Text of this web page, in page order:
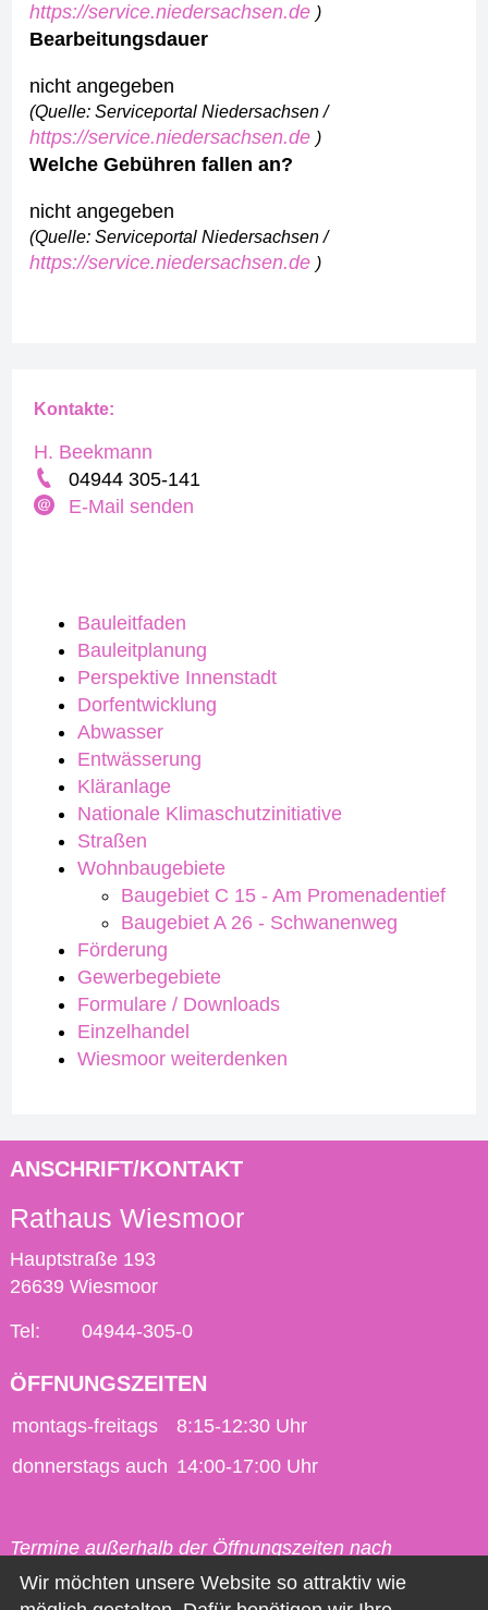
https://service.niedersachsen.de )
Bearbeitungsdauer
nicht angegeben
(Quelle: Serviceportal Niedersachsen /
https://service.niedersachsen.de )
Welche Gebühren fallen an?
nicht angegeben
(Quelle: Serviceportal Niedersachsen /
https://service.niedersachsen.de )
Bauleitfaden
Bauleitplanung
Perspektive Innenstadt
Dorfentwicklung
Abwasser
Entwässerung
Kläranlage
Nationale Klimaschutzinitiative
Straßen
Wohnbaugebiete
Baugebiet C 15 - Am Promenadentief
Baugebiet A 26 - Schwanenweg
Förderung
Gewerbegebiete
Formulare / Downloads
Einzelhandel
Wiesmoor weiterdenken
Kontakte:
H. Beekmann
04944 305-141
E-Mail senden
ANSCHRIFT/KONTAKT
Rathaus Wiesmoor
Hauptstraße 193
26639 Wiesmoor
Tel: 04944-305-0
ÖFFNUNGSZEITEN
montags-freitags
8:15-12:30 Uhr
donnerstags auch 14:00-17:00 Uhr
Termine außerhalb der Öffnungszeiten nach
vorheriger Vereinbarung möglich.
Wir möchten unsere Website so attraktiv wie